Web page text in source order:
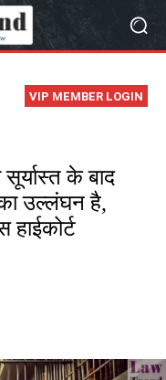
VIP MEMBER LOGIN
के बाद
उल्लंघन है,